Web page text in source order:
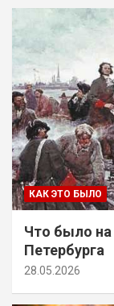
КАК ЭТО БЫЛО
Что было на
Петербурга
28.05.2026